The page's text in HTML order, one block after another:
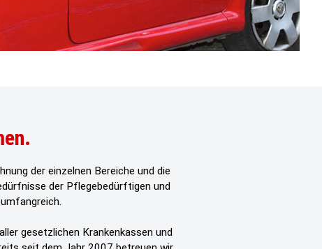
der einzelnen Bereiche und die
der Pflegebedürftigen und
gesetzlichen Krankenkassen und